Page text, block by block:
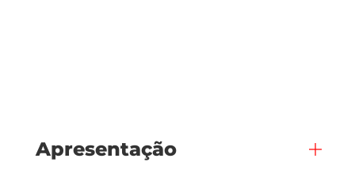
Apresentação